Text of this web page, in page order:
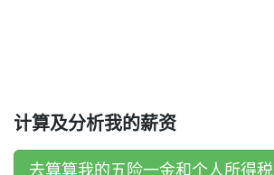
计算及分析我的薪资
去算算我的五险一金和个人所得税